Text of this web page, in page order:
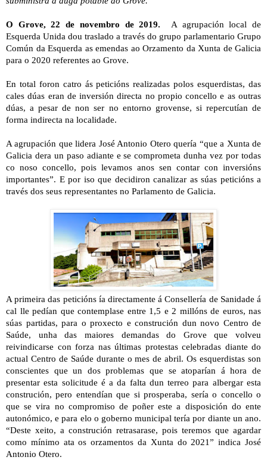
O Grove, 22 de novembro de 2019.
A agrupación local de
Esquerda Unida dou traslado a través do grupo parlamentario Grupo
Común da Esquerda as emendas ao Orzamento da Xunta de Galicia
para o 2020 referentes ao Grove.
En total foron catro ás peticións realizadas polos esquerdistas, das
cales dúas eran de inversión directa no propio concello e as outras
dúas, a pesar de non ser no entorno grovense, si repercutían de
forma indirecta na localidade.
A agrupación que lidera José Antonio Otero quería “que a Xunta de
Galicia dera un paso adiante e se comprometa dunha vez por todas
co noso concello, pois levamos anos sen contar con inversións
importantes”. E por iso que decidiron canalizar as súas peticións a
través dos seus representantes no Parlamento de Galicia.
A primeira das peticións ía directamente á Consellería de Sanidade á
cal lle pedían que contemplase entre 1,5 e 2 millóns de euros, nas
súas partidas, para o proxecto e construción dun novo Centro de
Saúde, unha das maiores demandas do Grove que volveu
reivindicarse con forza nas últimas protestas celebradas diante do
actual Centro de Saúde durante o mes de abril. Os esquerdistas son
conscientes que un dos problemas que se atoparían á hora de
presentar esta solicitude é a da falta dun terreo para albergar esta
construción, pero entendían que si prosperaba, sería o concello o
que se vira no compromiso de poñer este a disposición do ente
autonómico, e para elo o goberno municipal tería por diante un ano.
“Deste xeito, a construción retrasarase, pois teremos que agardar
como mínimo ata os orzamentos da Xunta do 2021” indica José
Antonio Otero.